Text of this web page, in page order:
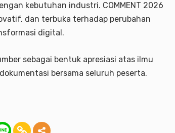
kebutuhan industri. COMMENT 2026
dan terbuka terhadap perubahan
digital.
sebagai bentuk apresiasi atas ilmu
bersama seluruh peserta.